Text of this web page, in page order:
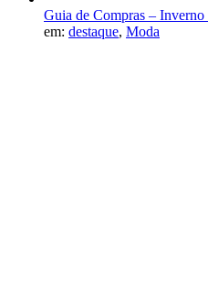
Guia de Compras –
em: destaque, Moda